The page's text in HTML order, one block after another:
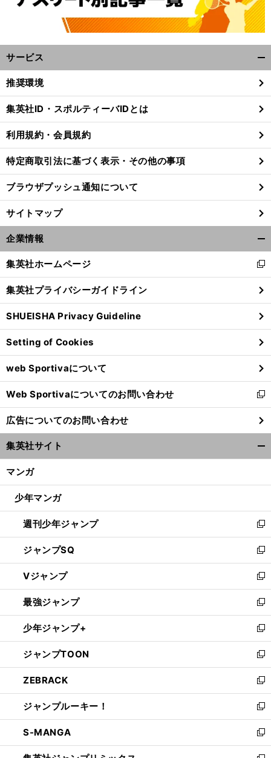
前
へ
サービス
閉
る
推奨環境
集英社ID・スポルティーバIDとは
利用規約・会員規約
特定商取引法に基づく表示・その他の事項
ブラウザプッシュ通知について
サイトマップ
企業情報
閉
る
集英社ホームページ
新
し
い
ウ
ィ
ン
ド
ウ
で
開
く
集英社プライバシーガイドライン
SHUEISHA Privacy Guideline
Setting of Cookies
web Sportivaについて
Web Sportivaについてのお問い合わせ
新
し
い
ウ
ィ
ン
ウ
開
く
広告についてのお問い合わせ
集英社サイト
マンガ
少年マンガ
週刊少年ジャンプ
新
し
い
ウ
ィ
ン
ド
ウ
で
開
く
ジャンプSQ
新
し
い
ウ
ィ
ン
ド
ウ
で
開
く
Vジャンプ
新
し
い
ウ
ィ
ン
ド
ウ
で
開
く
最強ジャンプ
新
し
い
ウ
ィ
ン
ド
ウ
で
開
く
少年ジャンプ+
新
し
い
ウ
ィ
ン
ド
ウ
で
開
ジャンプTOON
新
し
い
ウ
ィ
ン
ド
ウ
ZEBRACK
新
し
い
ウ
ィ
ン
ジャンプルーキー！
新
し
い
ウ
S-MANGA
新
し